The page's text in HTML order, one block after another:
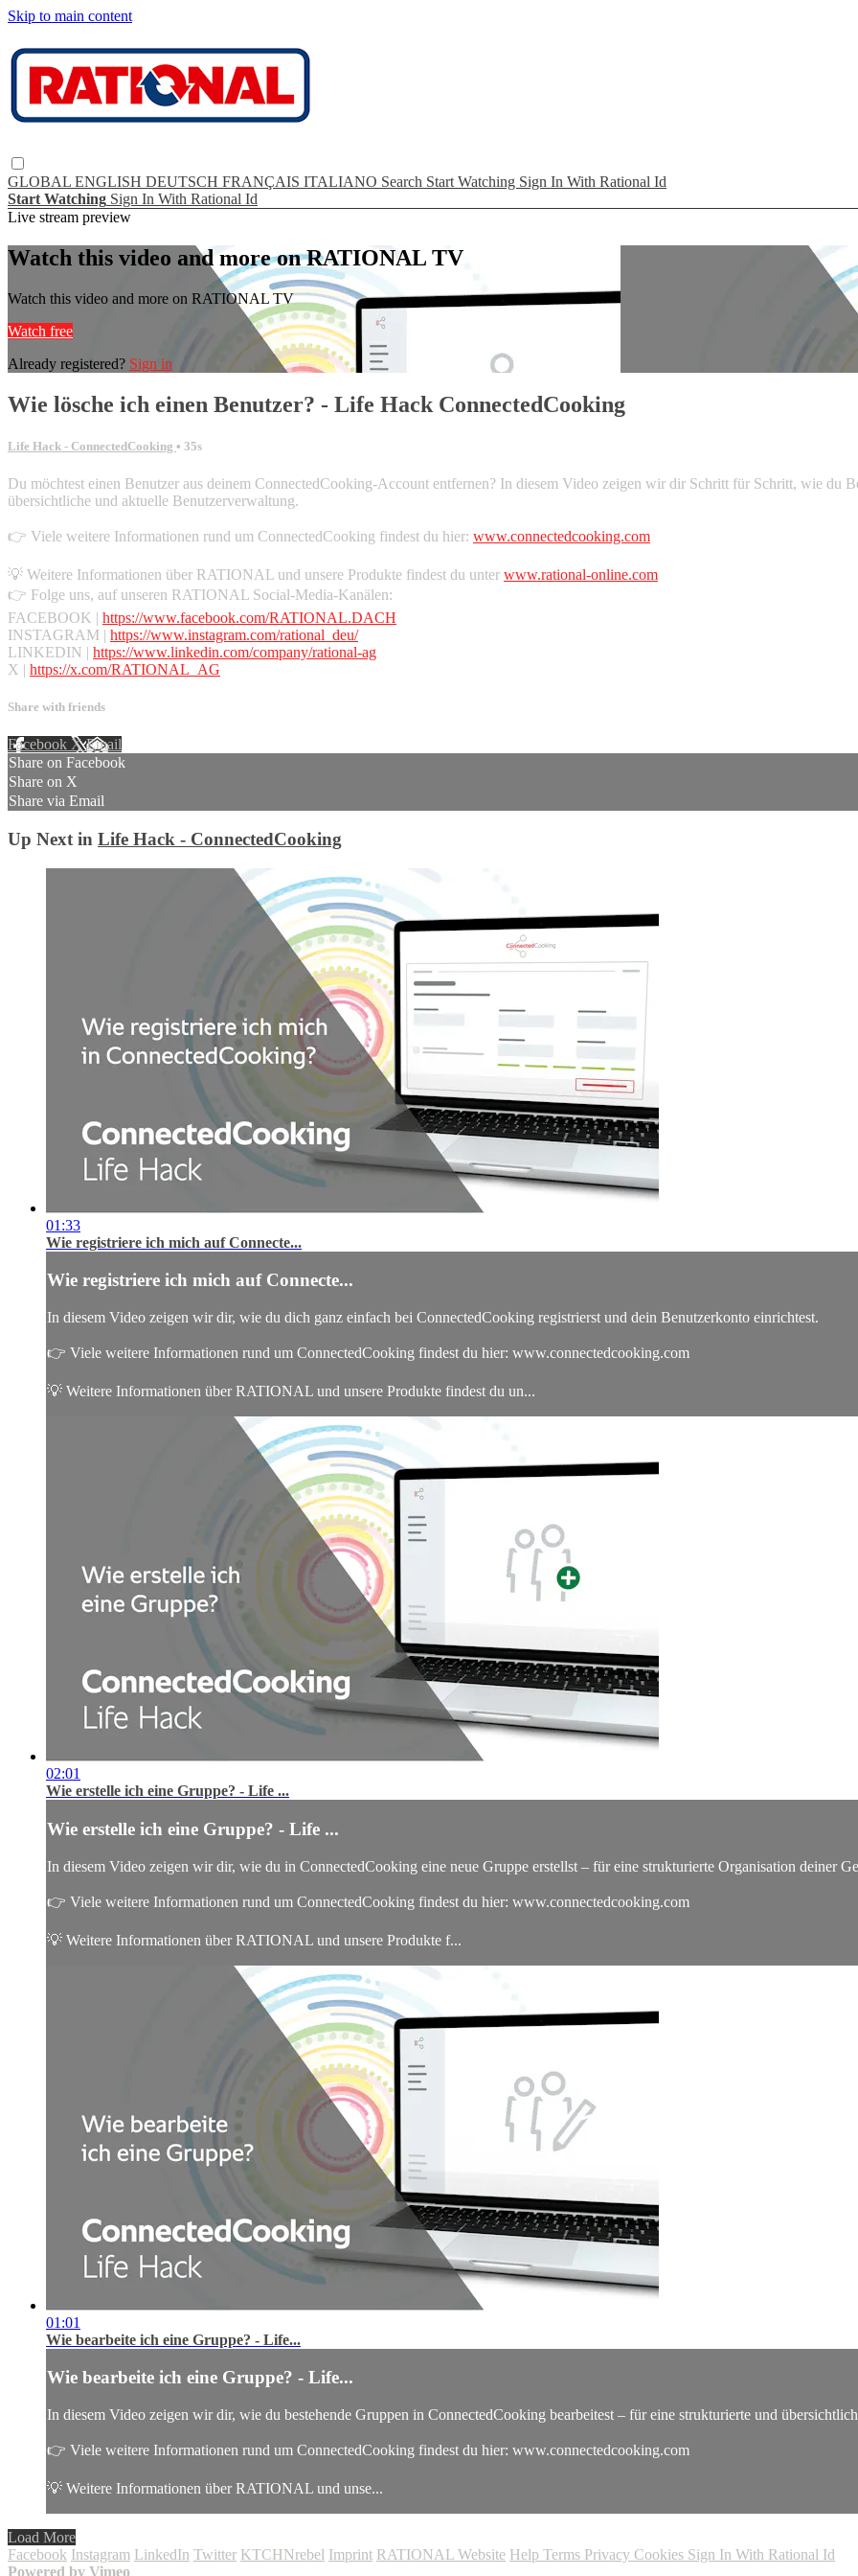
Skip to main content
GLOBAL ENGLISH DEUTSCH FRANÇAIS ITALIANO Search Start Watching Sign In With Rational Id
Start Watching Sign In With Rational Id
Live stream preview
Watch this video and more on RATIONAL TV
Watch this video and more on RATIONAL TV
Watch free
Already registered? Sign in
Wie lösche ich einen Benutzer? - Life Hack ConnectedCooking
Life Hack - ConnectedCooking • 35s
Du möchtest einen Benutzer aus deinem ConnectedCooking-Account entfernen? In diesem Video zeigen wir dir Schritt für Schritt, wie du
übersichtliche und aktuelle Benutzerverwaltung.
👉 Viele weitere Informationen rund um ConnectedCooking findest du hier: www.connectedcooking.com
💡 Weitere Informationen über RATIONAL und unsere Produkte findest du unter www.rational-online.com
👉 Folge uns, auf unseren RATIONAL Social-Media-Kanälen:
FACEBOOK | https://www.facebook.com/RATIONAL.DACH
INSTAGRAM | https://www.instagram.com/rational_deu/
LINKEDIN | https://www.linkedin.com/company/rational-ag
X | https://x.com/RATIONAL_AG
Share with friends
Facebook XEmail
Share on Facebook
Share on X
Share via Email
Up Next in Life Hack - ConnectedCooking
01:33
Wie registriere ich mich auf Connecte...
Wie registriere ich mich auf Connecte...
In diesem Video zeigen wir dir, wie du dich ganz einfach bei ConnectedCooking registrierst und dein Benutzerkonto einrichtest.
👉 Viele weitere Informationen rund um ConnectedCooking findest du hier: www.connectedcooking.com
💡 Weitere Informationen über RATIONAL und unsere Produkte findest du un...
02:01
Wie erstelle ich eine Gruppe? - Life ...
Wie erstelle ich eine Gruppe? - Life ...
In diesem Video zeigen wir dir, wie du in ConnectedCooking eine neue Gruppe erstellst – für eine strukturierte Organisation deiner
👉 Viele weitere Informationen rund um ConnectedCooking findest du hier: www.connectedcooking.com
💡 Weitere Informationen über RATIONAL und unsere Produkte f...
01:01
Wie bearbeite ich eine Gruppe? - Life...
Wie bearbeite ich eine Gruppe? - Life...
In diesem Video zeigen wir dir, wie du bestehende Gruppen in ConnectedCooking bearbeitest – für eine strukturierte und
👉 Viele weitere Informationen rund um ConnectedCooking findest du hier: www.connectedcooking.com
💡 Weitere Informationen über RATIONAL und unse...
Load More
Facebook Instagram LinkedIn Twitter KTCHNrebel Imprint RATIONAL Website Help Terms Privacy Cookies Sign In With Rational Id
Powered by Vimeo